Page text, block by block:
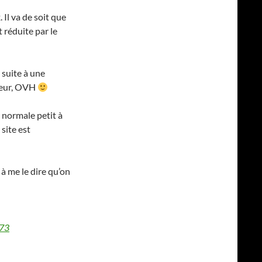
Il va de soit que
réduite par le
à une
OVH
normale petit à
site est
me le dire qu’on